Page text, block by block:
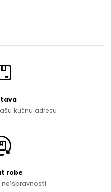
kućnu adresu
robe
neispravnosti